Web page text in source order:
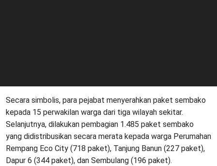
Secara simbolis, para pejabat menyerahkan paket sembako
kepada 15 perwakilan warga dari tiga wilayah sekitar.
Selanjutnya, dilakukan pembagian 1.485 paket sembako
yang didistribusikan secara merata kepada warga Perumahan
Rempang Eco City (718 paket), Tanjung Banun (227 paket),
Dapur 6 (344 paket), dan Sembulang (196 paket).